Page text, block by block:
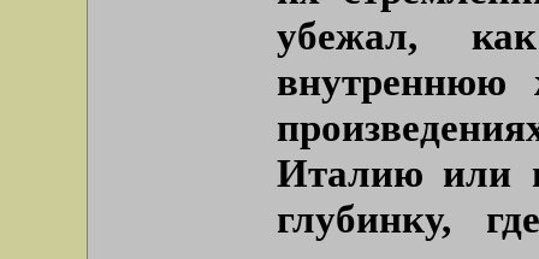
убежал,
Италию или
глубинку,